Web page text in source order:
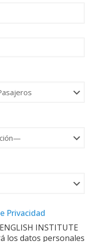
Privacidad
INSTITUTE
los datos personales